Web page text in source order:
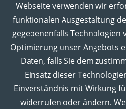
Webseite verwenden wir
funktionalen Ausgestaltung
gegebenenfalls
Optimierung unser Angebots
Daten, falls Sie dem
Einsatz dieser
Einverständnis mit Wirkung
widerrufen oder ändern.